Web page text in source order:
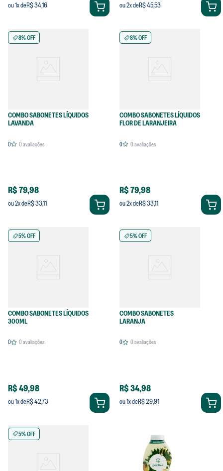
ou1x deR$ 34,16 ou2x deR$ 45,53
8% OFF
COMBO SABONETES LÍQUIDOS
LAVANDA
0 0avaliações
R$ 79,98
ou2x deR$ 33,11
8% OFF
COMBO SABONETES LÍQUIDOS
FLOR DE LARANJEIRA
0 0avaliações
R$ 79,98
ou2x deR$ 33,11
5% OFF
COMBO SABONETES LÍQUIDOS
300ML
0 0avaliações
R$ 49,98
ou1x deR$ 42,73
5% OFF
COMBO SABONETES
LARANJA
0 0avaliações
R$ 34,98
ou1x deR$ 29,91
5% OFF